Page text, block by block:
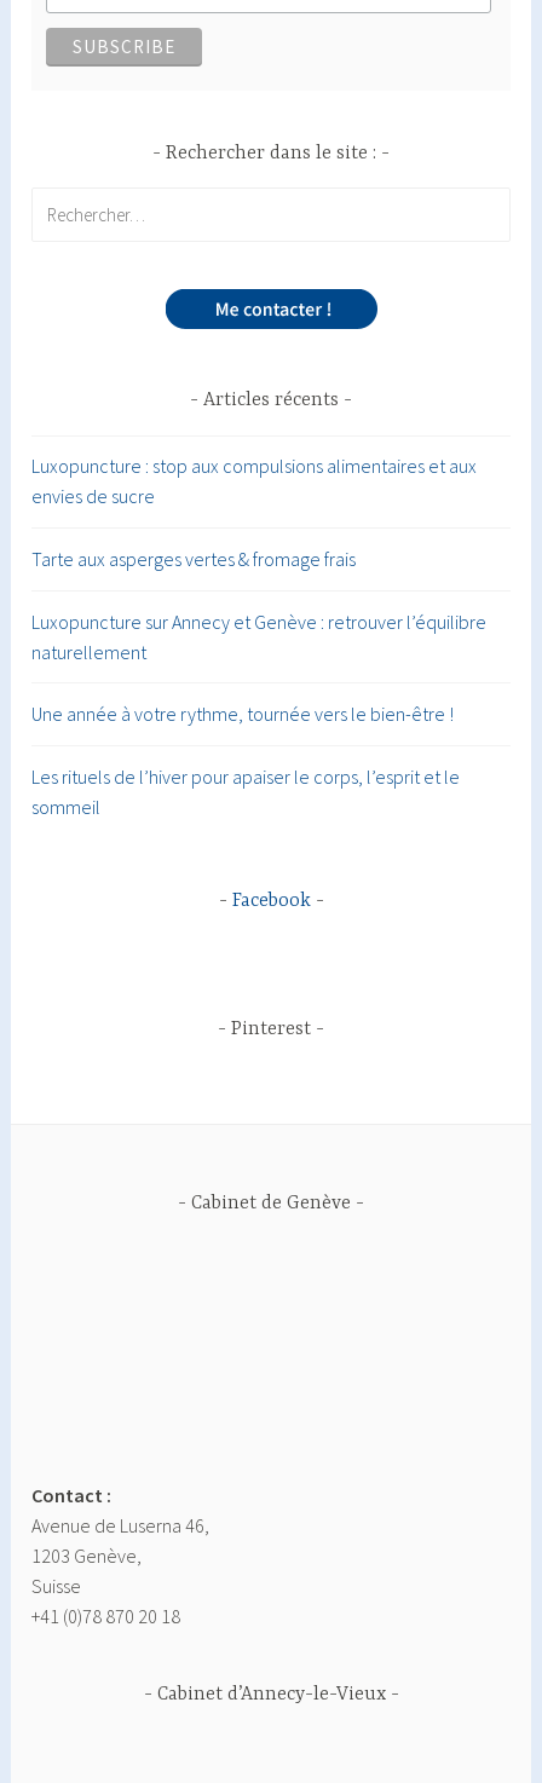
Rechercher dans le site :
Articles récents
Luxopuncture : stop aux compulsions alimentaires et aux
envies de sucre
Tarte aux asperges vertes & fromage frais
Luxopuncture sur Annecy et Genève : retrouver l’équilibre
naturellement
Une année à votre rythme, tournée vers le bien-être !
Les rituels de l’hiver pour apaiser le corps, l’esprit et le
sommeil
Facebook
Pinterest
Cabinet de Genève
Contact :
Avenue de Luserna 46,
1203 Genève,
Suisse
+41 (0)78 870 20 18
Cabinet d’Annecy-le-Vieux